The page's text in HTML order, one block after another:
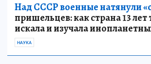
Над СССР военные натянули
пришельцев: как страна 13 лет
искала и изучала
НАУКА